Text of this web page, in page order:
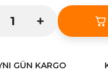
GÜN KARGO